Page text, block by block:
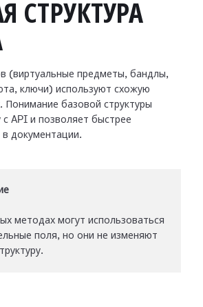
СТРУКТУРА
(виртуальные предметы, бандлы,
ключи) используют схожую
Понимание базовой структуры
API и позволяет быстрее
документации.
методах могут использоваться
поля, но они не изменяют